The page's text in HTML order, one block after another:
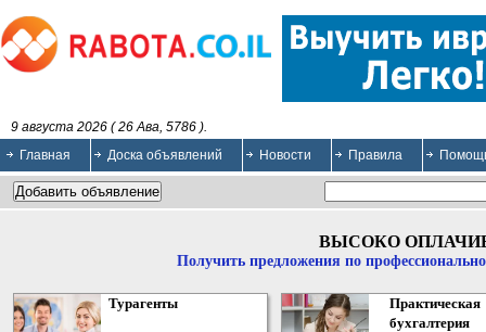
9 августа 2026 ( 26 Ава, 5786 ).
Главная
Доска объявлений Новости Правила
ВЫСОКО
Получить предложения по
Турагенты
Практическая
бухгалтерия